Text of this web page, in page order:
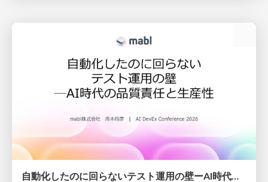
自動化したのに回らないテスト運用の壁ーAI時代の品質責任と生産性